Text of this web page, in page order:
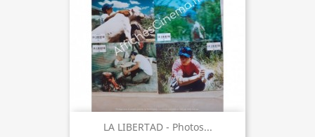
LA LIBERTAD - Photos...